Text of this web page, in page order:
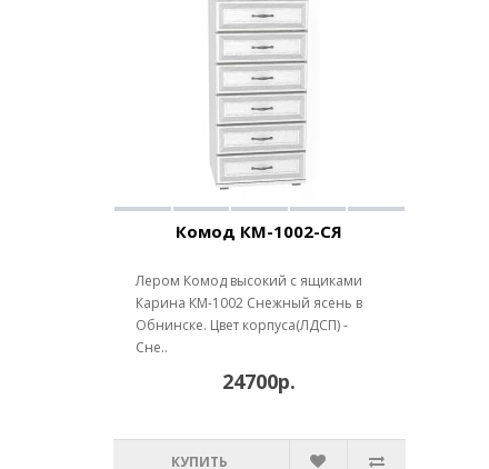
Комод КМ-1002-СЯ
Лером Комод высокий с ящиками
Карина КМ-1002 Снежный ясень в
Обнинске. Цвет корпуса(ЛДСП) -
Сне..
24700р.
КУПИТЬ